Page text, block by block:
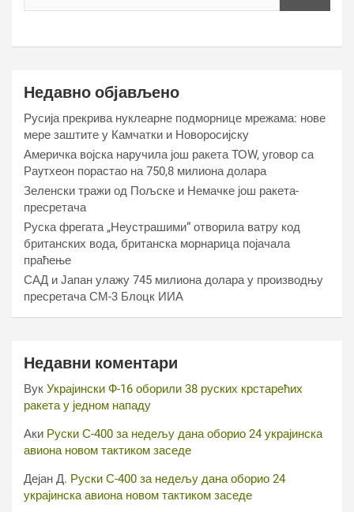
Недавно објављено
Русија прекрива нуклеарне подморнице мрежама: нове
мере заштите у Камчатки и Новоросијску
Америчка војска наручила још ракета ТОW, уговор са
Раyтхеон порастао на 750,8 милиона долара
Зеленски тражи од Пољске и Немачке још ракета-
пресретача
Руска фрегата „Неустрашими“ отворила ватру код
британских вода, британска морнарица појачала
праћење
САД и Јапан улажу 745 милиона долара у производњу
пресретача СМ-3 Блоцк ИИА
Недавни коментари
Вук Украјински Ф-16 оборили 38 руских крстарећих
ракета у једном нападу
Аки Руски С-400 за недељу дана оборио 24 украјинска
авиона новом тактиком заседе
Дејан Д. Руски С-400 за недељу дана оборио 24
украјинска авиона новом тактиком заседе